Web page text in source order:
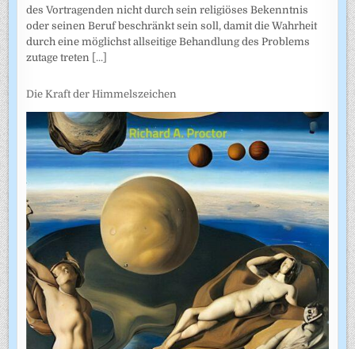
des Vortragenden nicht durch sein religiöses Bekenntnis
oder seinen Beruf beschränkt sein soll, damit die Wahrheit
durch eine möglichst allseitige Behandlung des Problems
zutage treten [...]
Die Kraft der Himmelszeichen